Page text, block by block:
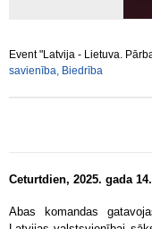
Event "Latvija - Lietuva.
savienība, Biedrība
Ceturtdien, 2025. gada
Abas komandas